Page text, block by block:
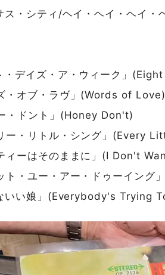
ス・シティ/ヘイ・ヘイ・ヘイ
・デイズ・ア・ウィーク」
・オブ・ラヴ」(Words of Love)
・ドント」(Honey Don't)
ー・リトル・シング」(Every
ィーはそのままに」(I Don't
ト・ユー・アー・ドゥーイン
いい娘」(Everybody's Trying